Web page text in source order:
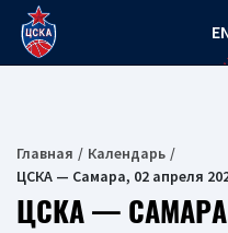
Главная
Календарь
ЦСКА — Самара, 02 апреля
ЦСКА —